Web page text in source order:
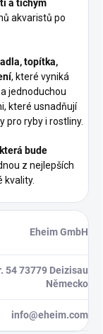
a tichým
akvaristů po
topítka,
, které vyniká
jednoduchou
které usnadňují
pro ryby i rostliny.
bude
z nejlepších
kvality.
Eheim GmbH
54 73779 Deizisau
Německo
info@eheim.com